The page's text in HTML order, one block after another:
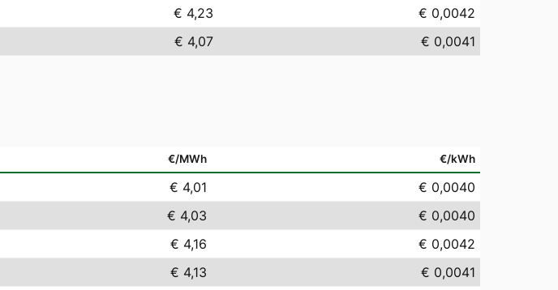
€ 4,23
€ 0,0042
€ 4,07 € 0,0041
€/MWh €/kWh
€ 4,01
€ 0,0040
€ 4,03
€ 0,0040
€ 4,16
€ 0,0042
€ 4,13
€ 0,0041